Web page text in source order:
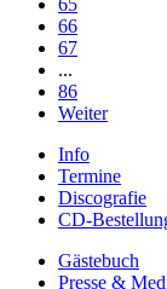
66
67
...
86
Weiter
Info
Termine
Discografie
CD-
Gästebuch
Presse &